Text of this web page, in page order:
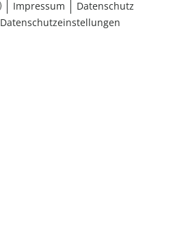
Impressum
Datenschutz
Datenschutzeinstellungen